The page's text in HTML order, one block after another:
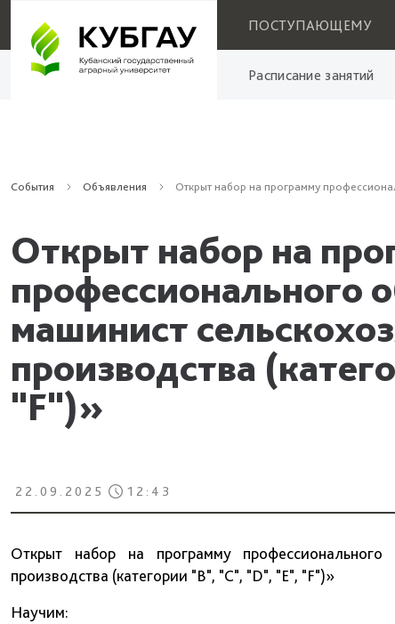
ПОСТУПАЮЩЕМУ
Расписание занятий
События Объявления Открыт набор на программу
Открыт набор на
профессионального
машинист
производства
"F")»
22.09.2025 12:43
Открыт набор на программу профессионального
производства (категории "В", "C", "D", "E", "F")»
Научим: